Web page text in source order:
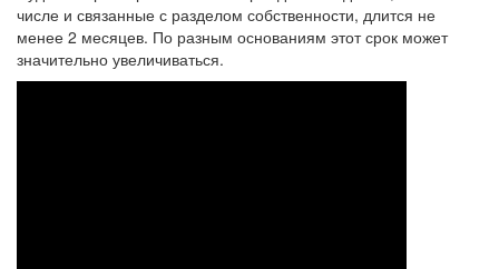
числе и связанные с разделом собственности, длится не
менее 2 месяцев. По разным основаниям этот срок может
значительно увеличиваться.